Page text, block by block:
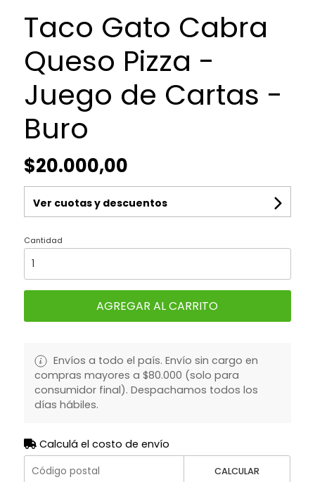
Taco Gato Cabra
Queso Pizza -
Juego de Cartas -
Buro
$20.000,00
Ver cuotas y descuentos
Cantidad
AGREGAR AL CARRITO
Envíos a todo el país. Envío sin cargo en
compras mayores a $80.000 (solo para
consumidor final). Despachamos todos los
días hábiles.
Calculá el costo de envío
CALCULAR